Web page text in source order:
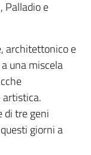
Palladio e
architettonico e
una miscela
di tre geni
giorni a